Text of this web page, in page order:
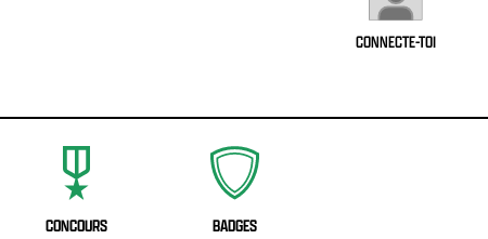
CONNECTE-TOI
CONCOURS BADGES